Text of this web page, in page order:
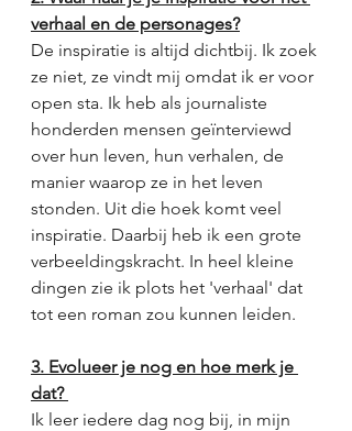
verhaal en de personages?
De inspiratie is altijd dichtbij. Ik zoek
ze niet, ze vindt mij omdat ik er voor
open sta. Ik heb als journaliste
honderden mensen geïnterviewd
over hun leven, hun verhalen, de
manier waarop ze in het leven
stonden. Uit die hoek komt veel
inspiratie. Daarbij heb ik een grote
verbeeldingskracht. In heel kleine
dingen zie ik plots het 'verhaal' dat
tot een roman zou kunnen leiden.
3. Evolueer je nog en hoe merk je
dat?
Ik leer iedere dag nog bij, in mijn